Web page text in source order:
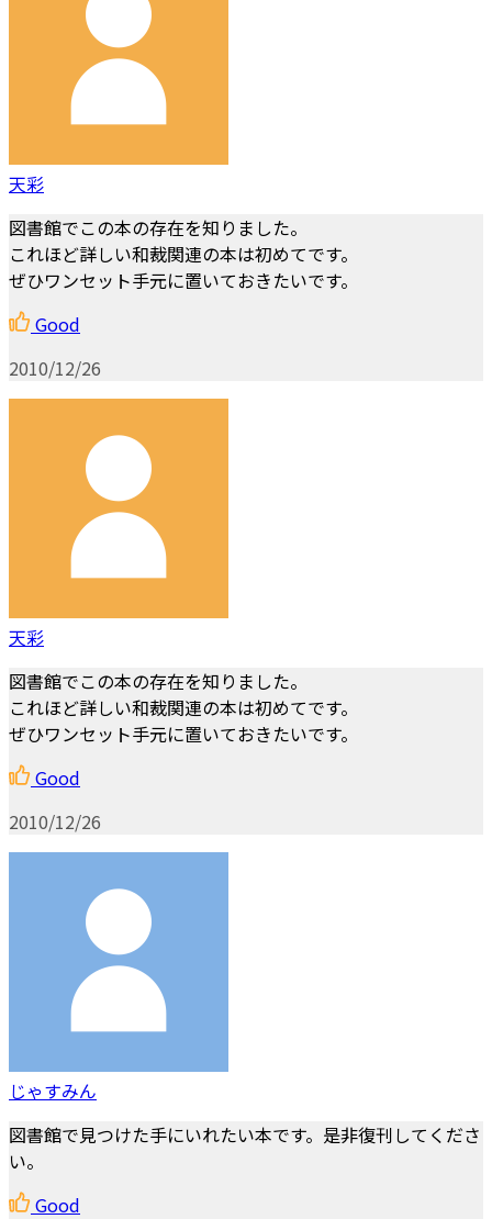
天彩
図書館でこの本の存在を知りました。
これほど詳しい和裁関連の本は初めてです。
ぜひワンセット手元に置いておきたいです。
Good
2010/12/26
天彩
図書館でこの本の存在を知りました。
これほど詳しい和裁関連の本は初めてです。
ぜひワンセット手元に置いておきたいです。
Good
2010/12/26
じゃすみん
図書館で見つけた手にいれたい本です。是非復刊してくださ
い。
Good